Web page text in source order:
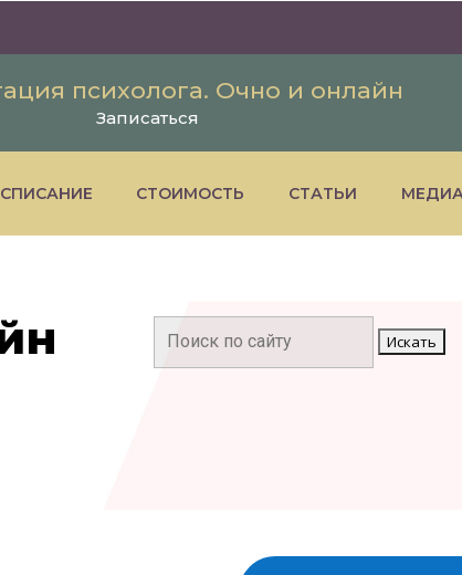
психолога. Очно и онлайн
Записаться
СТОИМОСТЬ СТАТЬИ